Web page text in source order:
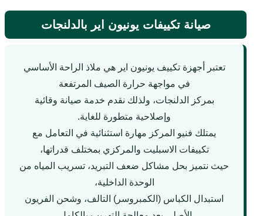
صيانة تكييفات يونيون اير بالدلنجات
تعتبر أجهزة تكييف يونيون اير هي ملاذ الراحة الأساسي
في مواجهة حرارة الصيف المرتفعة
بمركز الدلنجات، ولذلك نقدم خدمة صيانة وقائية
وإصلاحية متطورة للغاية.
يمتلك فنيو المركز مهارة استثنائية في التعامل مع
تكييفات الاسبليت والمركزي بمختلف قدراتها،
حيث نتميز بحل مشاكل ضعف التبريد، تسريب المياه من
الوحدة الداخلية،
استبدال الكباس (الكمبروسر) التالف، وشحن الفريون